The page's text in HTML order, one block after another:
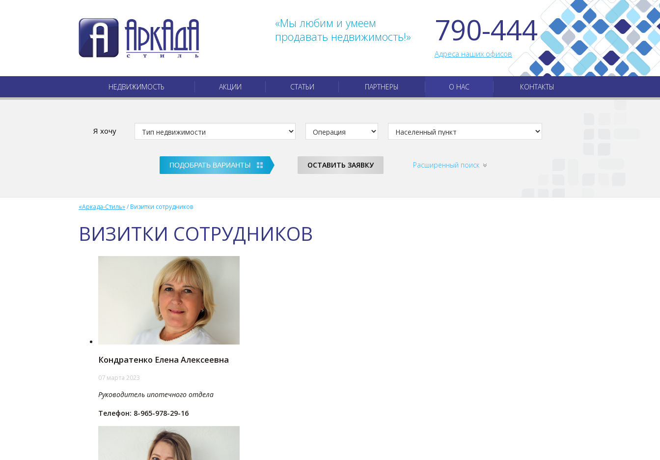
«Мы любим и умеем
продавать недвижимость!»
790-444
Адреса наших офисов
НЕДВИЖИМОСТЬ АКЦИИ СТАТЬИ ПАРТНЕРЫ О НАС КОНТАКТЫ
Я хочу
ОСТАВИТЬ ЗАЯВКУ Расширенный поиск
«Аркада-Стиль»/ Визитки сотрудников
ВИЗИТКИ СОТРУДНИКОВ
Кондратенко Елена Алексеевна
07 марта 2023
Руководитель ипотечного отдела
Телефон: 8-965-978-29-16